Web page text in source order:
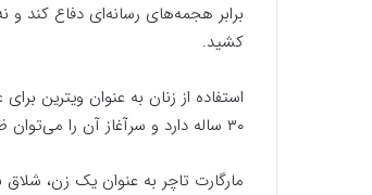
برابر هجمه‌های رسانه‌ای دفاع کند
کشید.
استفاده از زنان به عنوان ویترین
۳۰ ساله دارد و سرآغاز آن را می‌توان ظهور تاچریسم در انگلستان دانست.
مارگارت تاچر به عنوان یک زن،